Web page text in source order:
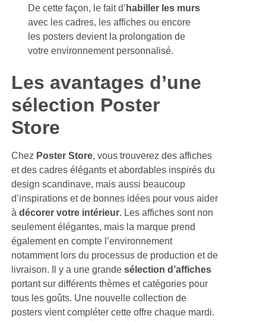
De cette façon, le fait d’habiller les murs
avec les cadres, les affiches ou encore
les posters devient la prolongation de
votre environnement personnalisé.
Les avantages d’une
sélection Poster
Store
Chez Poster Store , vous trouverez des affiches
et des cadres élégants et abordables inspirés du
design scandinave, mais aussi beaucoup
d’inspirations et de bonnes idées pour vous aider
àdécorer votre intérieur . Les affiches sont non
seulement élégantes, mais la marque prend
également en compte l’environnement
notamment lors du processus de production et de
livraison. Il y a une grandesélection d’affiches
portant sur différents thèmes et catégories pour
tous les goûts. Une nouvelle collection de
posters vient compléter cette offre chaque mardi.